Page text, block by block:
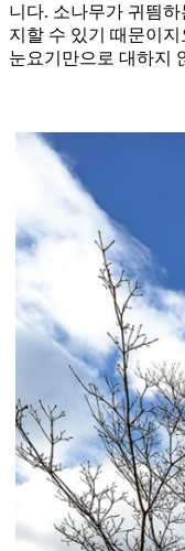
니다. 소나무가 귀띔
지할 수 있기 때문이
눈요기만으로 대하지